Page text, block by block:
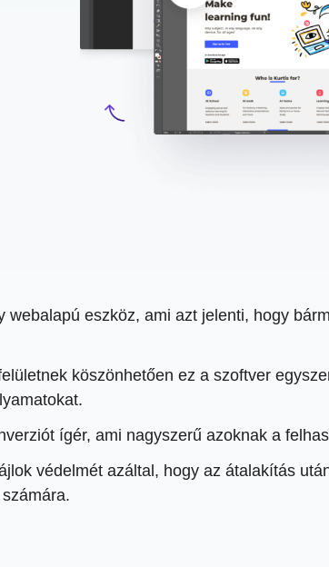
webalapú eszköz, ami azt jelenti, hogy
köszönhetően ez a szoftver
ígér, ami nagyszerű azoknak a
védelmét azáltal, hogy az átalakítás